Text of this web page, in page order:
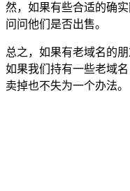
然，如果有些合适的确
问问他们是否出售。
总之，如果有老域名的
如果我们持有一些老域
卖掉也不失为一个办法。